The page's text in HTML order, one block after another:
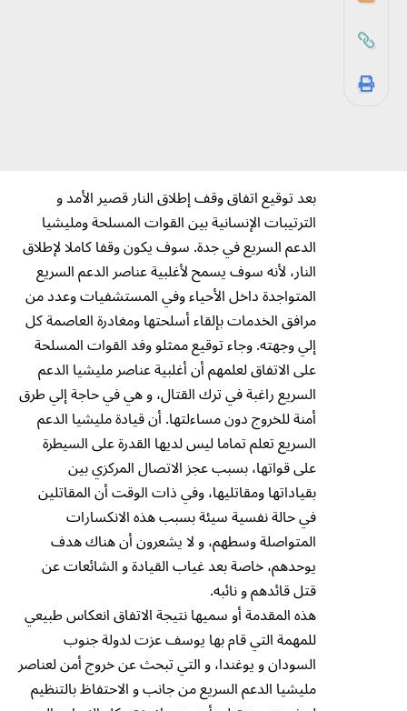
بعد توقيع اتفاق وقف إطلاق النار قصير الأمد و
الترتيبات الإنسانية بين القوات المسلحة ومليشيا
الدعم السريع في جدة. سوف يكون وقفا كاملا لإطلاق
النار، لأنه سوف يسمح لأغلبية عناصر الدعم السريع
المتواجدة داخل الأحياء وفي المستشفيات وعدد من
مرافق الخدمات بإلقاء أسلحتها ومغادرة العاصمة كل
إلي وجهته. وجاء توقيع ممثلو وفد القوات المسلحة
على الاتفاق لعلمهم أن أغلبية عناصر مليشيا الدعم
السريع راغبة في ترك القتال، و هي في حاجة إلي طرق
أمنة للخروج دون مساءلتها. أن قيادة مليشيا الدعم
السريع تعلم تماما ليس لديها القدرة على السيطرة
على قواتها، بسبب عجز الاتصال المركزي بين
بقياداتها ومقاتليها، وفي ذات الوقت أن المقاتلين
في حالة نفسية سيئة بسبب هذه الانكسارات
المتواصلة وسطهم، و لا يشعرون أن هناك هدف
يوحدهم، خاصة بعد غياب القيادة و الشائعات عن
قتل قائدهم و نائبه.
هذه المقدمة أو سميها نتيجة الاتفاق انعكاس طبيعي
للمهمة التي قام بها يوسف عزت لدولة جنوب
السودان و يوغندا، و التي تبحث عن خروج أمن لعناصر
مليشيا الدعم السريع من جانب و الاحتفاظ بالتنظيم